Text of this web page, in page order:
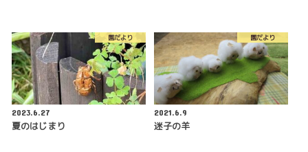
園だより
2023.6.27
夏のはじまり
園だより
2021.6.9
迷子の羊